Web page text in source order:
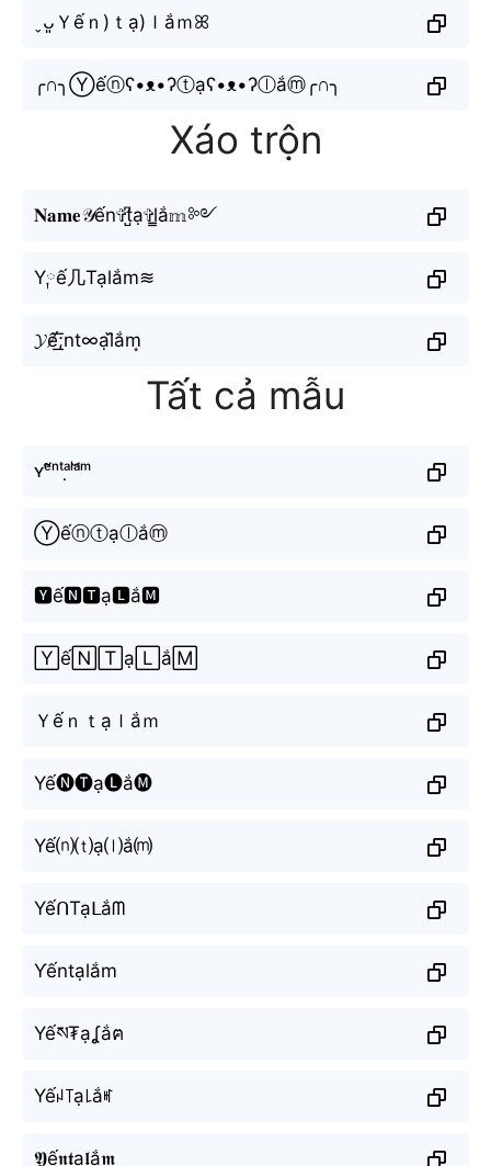
ˬᴗ͈Ｙếｎ)ｔạ)ｌắｍꕤ
╭∩╮Ⓨếⓝʕ•ᴥ•ʔⓣạʕ•ᴥ•ʔⓛắⓜ╭∩╮
Xáo trộn
𝐍𝐚𝐦𝐞𝒴ến✞︎t̺͆ạ✞︎l̳ắ𝕞༻
Y༙ế几Tạlắm≋
𝓨ế̸͟͞;nt∞ạl᷈ắm͙
Tất cả mẫu
ʏᵉ̂́ⁿᵗᵃ̣ˡᵃ̆́ᵐ
Ⓨếⓝⓣạⓛắⓜ
🆈ế🅽🆃ạ🅻ắ🅼
🅈ế🄽🅃ạ🄻ắ🄼
Ｙếｎｔạｌắｍ
Yế🅝🅣ạ🅛ắ🅜
Yế⒩⒯ạ⒧ắ⒨
YếᑎTạᒪắᗰ
Ƴếntạlắm
Yếས₮ạʆắฅ
Yếꈤ꓄ạ꒒ắꎭ
𝖄ế𝖓𝖙ạ𝖑ắ𝖒